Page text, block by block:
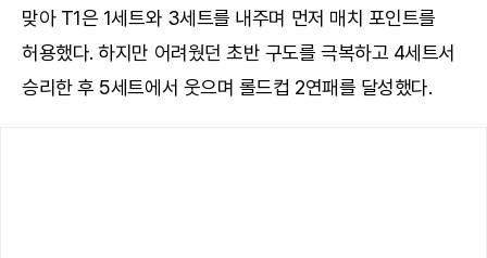
맞아 T1은 1세트와 3세트를 내주며 먼저 매치 포인트를
허용했다. 하지만 어려웠던 초반 구도를 극복하고 4세트서
승리한 후 5세트에서 웃으며 롤드컵 2연패를 달성했다.